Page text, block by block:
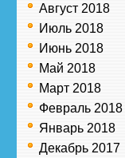
Август 2018
Июль 2018
Июнь 2018
Май 2018
Март 2018
Февраль 2018
Январь 2018
Декабрь 2017